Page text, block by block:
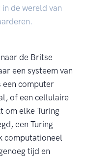
de wereld van
de Britse
een systeem van
een computer
of een cellulaire
om elke Turing
een Turing
computationeel
tijd en